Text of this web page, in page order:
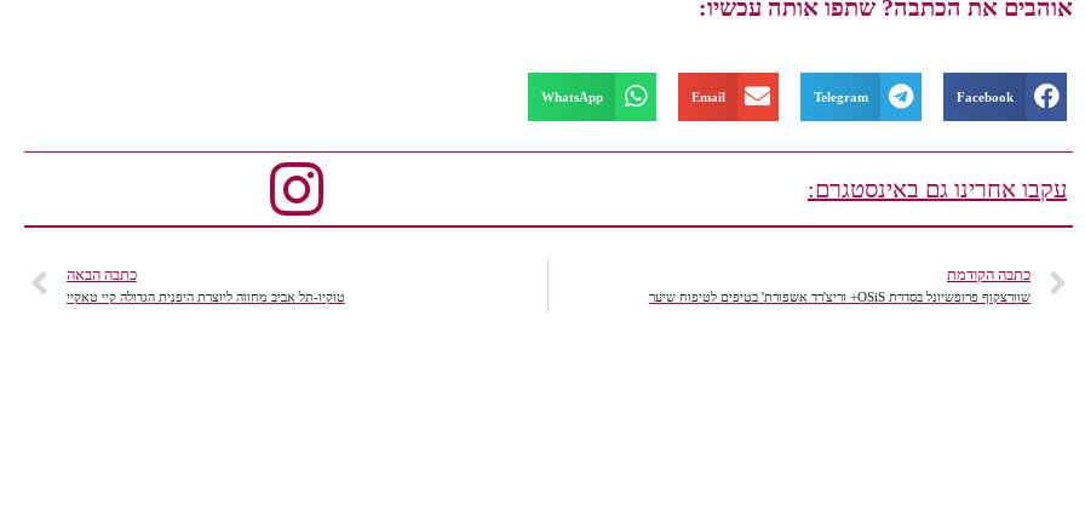
אוהבים את הכתבה? שתפו אותה עכשיו:
Facebook
Telegram
Email
WhatsApp
עקבו אחרינו גם באינסטגרם:
כתבה הקודמת
שוורצקוף פרופשיונל בסדרת OSiS+ וריצ'רד אשפורת' בטיפים לטיפוח שיער
כתבה הבאה
טוקיו-תל אביב מחווה ליוצרת היפנית הגדולה קיי טאקיי